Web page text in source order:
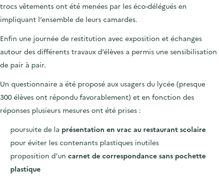
trocs vêtements ont été menées par les éco-délégués en
impliquant l’ensemble de leurs camardes.
Enfin une journée de restitution avec exposition et échanges
autour des différents travaux d’élèves a permis une sensibilisation
de pair à pair.
Un questionnaire a été proposé aux usagers du lycée (presque
300 élèves ont répondu favorablement) et en fonction des
réponses plusieurs mesures ont été prises :
poursuite de la présentation en vrac au restaurant scolaire
pour éviter les contenants plastiques inutiles
proposition d’un carnet de correspondance sans pochette
plastique